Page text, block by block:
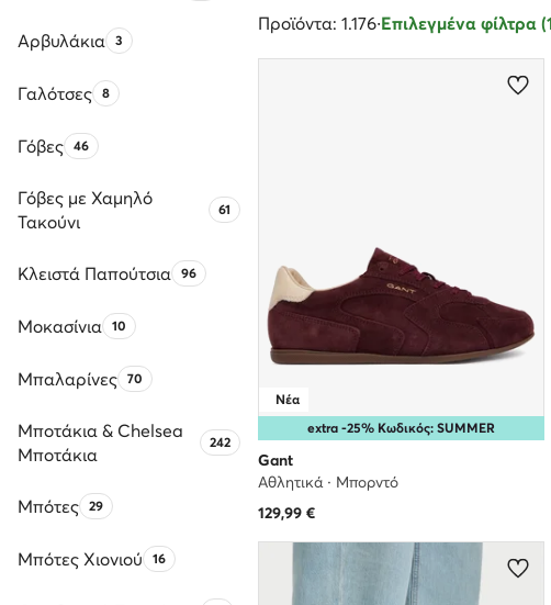
ΑρβυλάκιαΑριθμός προϊόντων:
3
ΓαλότσεςΑριθμός προϊόντων:
8
ΓόβεςΑριθμός προϊόντων:
46
Γόβες με Χαμηλό
Τακούνι
Αριθμός προϊόντων:
61
Κλειστά ΠαπούτσιαΑριθμός προϊόντων:
96
ΜοκασίνιαΑριθμός προϊόντων:
10
ΜπαλαρίνεςΑριθμός προϊόντων:
70
Μποτάκια & Chelsea
Μποτάκια
Αριθμός προϊόντων:
242
ΜπότεςΑριθμός προϊόντων:
29
Μπότες ΧιονιούΑριθμός προϊόντων:
16
Προϊόντα: 1.176·Επιλεγμένα φίλτρα
extra -25% Κωδικός: SUMMER
Νέα
Gant
Αθλητικά · Μπορντό
129,99€